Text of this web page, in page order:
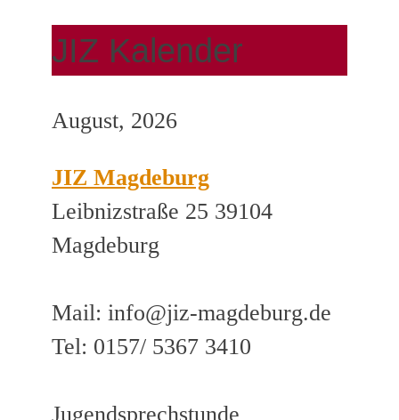
JIZ Kalender
August, 2026
JIZ Magdeburg
Leibnizstraße 25 39104
Magdeburg
Mail: info@jiz-magdeburg.de
Tel: 0157/ 5367 3410
Jugendsprechstunde